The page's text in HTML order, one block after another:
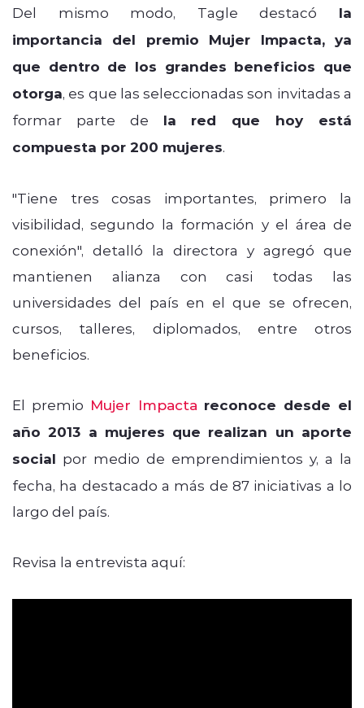
Del mismo modo, Tagle destacó la
importancia del premio Mujer Impacta, ya
que dentro de los grandes beneficios que
otorga, es que las seleccionadas son invitadas a
formar parte de la red que hoy está
compuesta por 200 mujeres.
"Tiene tres cosas importantes, primero la
visibilidad, segundo la formación y el área de
conexión", detalló la directora y agregó que
mantienen alianza con casi todas las
universidades del país en el que se ofrecen,
cursos, talleres, diplomados, entre otros
beneficios.
El premio Mujer Impacta reconoce desde el
año 2013 a mujeres que realizan un aporte
social por medio de emprendimientos y, a la
fecha, ha destacado a más de 87 iniciativas a lo
largo del país.
Revisa la entrevista aquí: